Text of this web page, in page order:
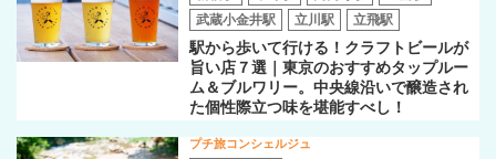
武蔵小金井駅
立川駅 立飛駅
駅から歩いて行ける！クラフトビールが
旨い店７選｜東京のおすすめタップルー
ム＆ブルワリー。中央線沿いで醸造され
た個性際立つ味を堪能すべし！
プチ旅コンシェルジュ